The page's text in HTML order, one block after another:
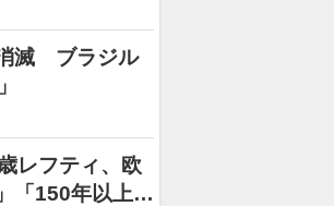
消滅 ブラジル
レフティ、欧
「150年以上の